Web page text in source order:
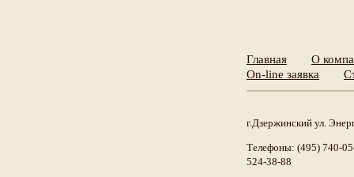
Главная
О
On-line заявка
г.Дзержинский ул.
Телефоны: (495) 740-
524-38-88